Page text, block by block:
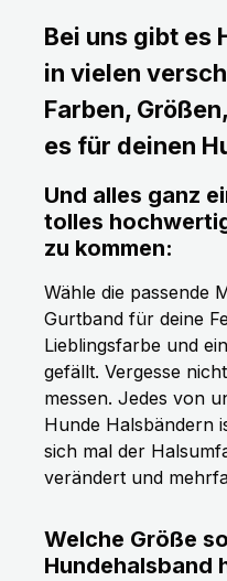
Bei uns gibt es
in vielen
Farben,
es für deinen
Und alles ganz
tolles
zu kommen:
Wähle die passende
Gurtband für deine
Lieblingsfarbe und
gefällt. Vergesse
messen. Jedes von
Hunde Halsbändern
sich mal der
verändert und
Welche Größe
Hundehalsband